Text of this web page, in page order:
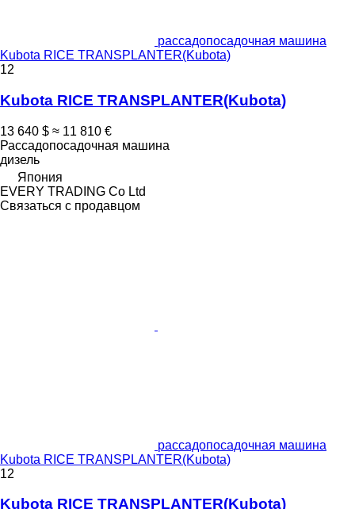
рассадопосадочная машина
Kubota RICE TRANSPLANTER(Kubota)
12
Kubota RICE TRANSPLANTER(Kubota)
13 640 $ ≈ 11 810 €
Рассадопосадочная машина
дизель
Япония
EVERY TRADING Co Ltd
Связаться с продавцом
рассадопосадочная машина
Kubota RICE TRANSPLANTER(Kubota)
12
Kubota RICE TRANSPLANTER(Kubota)